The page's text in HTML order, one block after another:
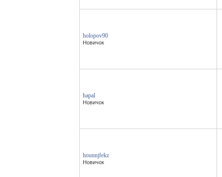
holopov90
Новичок
hapal
Новичок
hounnjfekz
Новичок